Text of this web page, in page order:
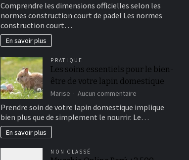
exactes
court
?
Comprendre les dimensions officielles selon les
normes construction court de padel Les normes
construction court…
En savoir plus
PRATIQUE
Les soins essentiels pour le bien-
être de votre lapin domestique
Marise Aucun commentaire
soins
essentiels
Prendre soin de votre lapin domestique implique
bien plus que de simplement le nourrir. Le…
En savoir plus
NON CLASSÉ